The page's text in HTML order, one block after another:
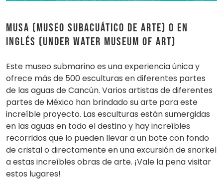
MUSA (Museo Subacuático de Arte) o en
inglés (Under Water Museum of Art)
Este museo submarino es una experiencia única y
ofrece más de 500 esculturas en diferentes partes
de las aguas de Cancún. Varios artistas de diferentes
partes de México han brindado su arte para este
increíble proyecto. Las esculturas están sumergidas
en las aguas en todo el destino y hay increíbles
recorridos que lo pueden llevar a un bote con fondo
de cristal o directamente en una excursión de snorkel
a estas increíbles obras de arte. ¡Vale la pena visitar
estos lugares!